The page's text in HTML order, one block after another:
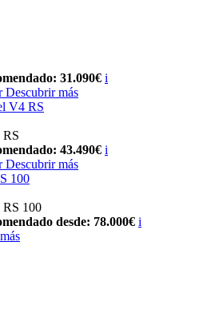
31.090€ i
Descubrir más
V4 RS
43.490€ i
Descubrir más
100
100
desde: 78.000€ i